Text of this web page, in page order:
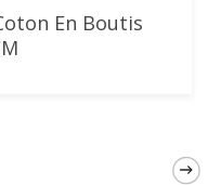
En Boutis